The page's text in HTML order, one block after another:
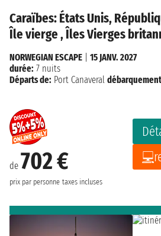
Caraïbes: États Unis,
Île vierge , Îles Vierges
de 702 €
prix par personne taxes incluses
NORWEGIAN ESCAPE
15 JANV. 2027
durée: 7 nuits
Départs de: Port Canaveral